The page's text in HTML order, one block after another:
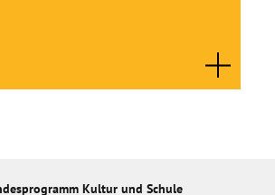
Kultur und Schule